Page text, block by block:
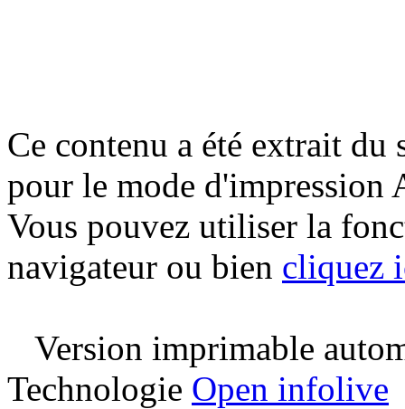
Ce contenu a été extrait
pour le mode d'impression
Vous pouvez utiliser la
navigateur ou bien cliquez
Version imprimable
Technologie Open infolive